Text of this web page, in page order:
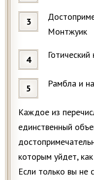
Монтжуик
Готический
Рамбла и
Каждое из
единственный
которым уйдет,
Если только вы не